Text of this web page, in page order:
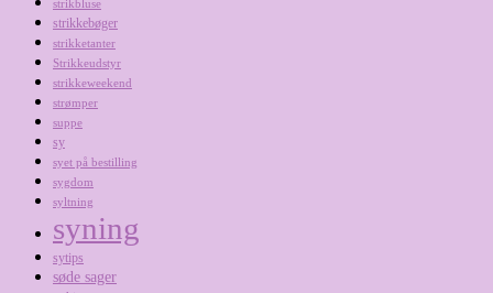
strikbluse
strikkebøger
strikketanter
Strikkeudstyr
strikkeweekend
strømper
suppe
sy
syet på bestilling
sygdom
syltning
syning
sytips
søde sager